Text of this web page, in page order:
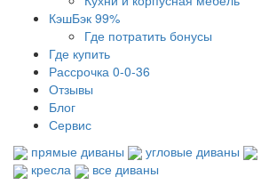
КэшБэк 99%
Где потратить бонусы
Где купить
Рассрочка 0-0-36
Отзывы
Блог
Сервис
прямые диваны
угловые диваны
кресла
все диваны